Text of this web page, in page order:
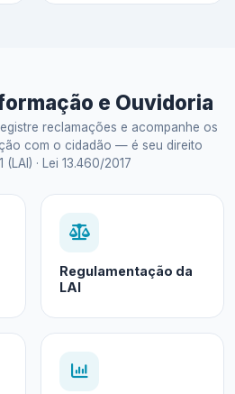
e Ouvidoria
reclamações e acompanhe os
com o cidadão — é seu direito
(LAI) · Lei 13.460/2017
Regulamentação da
LAI